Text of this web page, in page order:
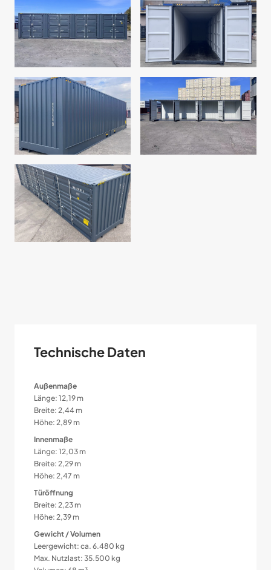
Technische Daten
Außenmaße
Länge: 12,19 m
Breite: 2,44 m
Höhe: 2,89 m
Innenmaße
Länge: 12,03 m
Breite: 2,29 m
Höhe: 2,47 m
Türöffnung
Breite: 2,23 m
Höhe: 2,39 m
Gewicht / Volumen
Leergewicht: ca. 6.480 kg
Max. Nutzlast: 35.500 kg